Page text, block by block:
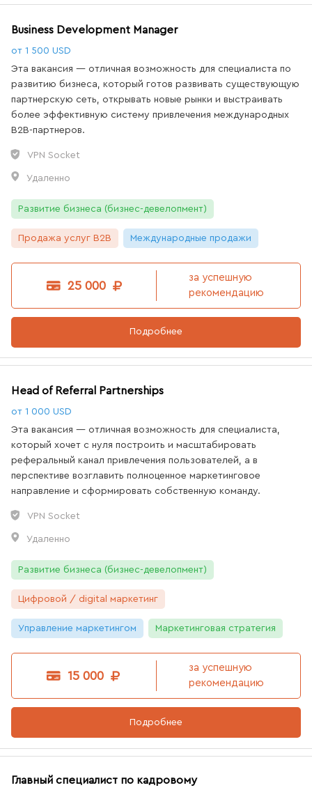
Business Development Manager
от 1 500 USD
Эта вакансия — отличная возможность для специалиста по
развитию бизнеса, который готов развивать существующую
партнерскую сеть, открывать новые рынки и выстраивать
более эффективную систему привлечения международных
B2B-партнеров.
VPN Socket
Удаленно
Развитие бизнеса (бизнес-девелопмент)
Продажа услуг B2B Международные продажи
25 000
за успешную
рекомендацию
Подробнее
Head of Referral Partnerships
от 1 000 USD
Эта вакансия — отличная возможность для специалиста,
который хочет с нуля построить и масштабировать
реферальный канал привлечения пользователей, а в
перспективе возглавить полноценное маркетинговое
направление и сформировать собственную команду.
VPN Socket
Удаленно
Развитие бизнеса (бизнес-девелопмент)
Цифровой / digital маркетинг
Управление маркетингом Маркетинговая стратегия
15 000
за успешную
рекомендацию
Подробнее
Главный специалист по кадровому